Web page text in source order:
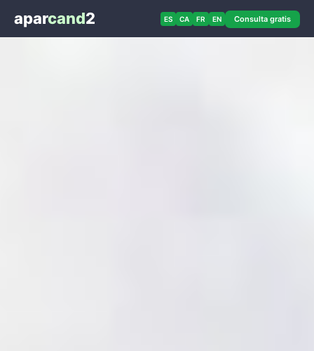
aparcand2 ES CA FR EN Consulta gratis